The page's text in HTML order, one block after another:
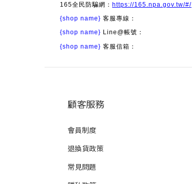
165全民防騙網： https://165.npa.gov.tw/#/
{shop name} 客服專線：
{shop name} Line@帳號：
{shop name} 客服信箱：
顧客服務
會員制度
退換貨政策
常見問題